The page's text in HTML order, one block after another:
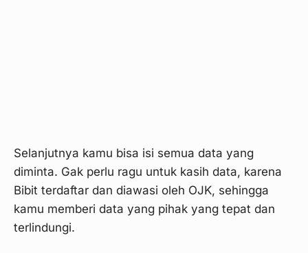
Selanjutnya kamu bisa isi semua data yang
diminta. Gak perlu ragu untuk kasih data, karena
Bibit terdaftar dan diawasi oleh OJK, sehingga
kamu memberi data yang pihak yang tepat dan
terlindungi.